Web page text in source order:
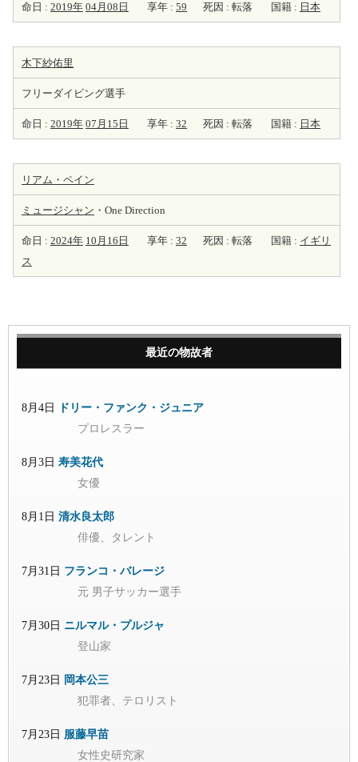
命日 : 2019年 04月08日 享年 : 59 死因 : 転落 国籍 : 日本
木下紗佑里
フリーダイビング選手
命日 : 2019年 07月15日 享年 : 32 死因 : 転落 国籍 : 日本
リアム・ペイン
ミュージシャン ・One Direction
命日 : 2024年 10月16日 享年 : 32 死因 : 転落 国籍 : イギリ
ス
最近の物故者
8月4日
ドリー・ファンク・ジュニア
プロレスラー
8月3日 寿美花代
女優
8月1日 清水良太郎
俳優、タレント
7月31日 フランコ・バレージ
元 男子サッカー選手
7月30日 ニルマル・プルジャ
登山家
7月23日 岡本公三
犯罪者、テロリスト
7月23日 服藤早苗
女性史研究家